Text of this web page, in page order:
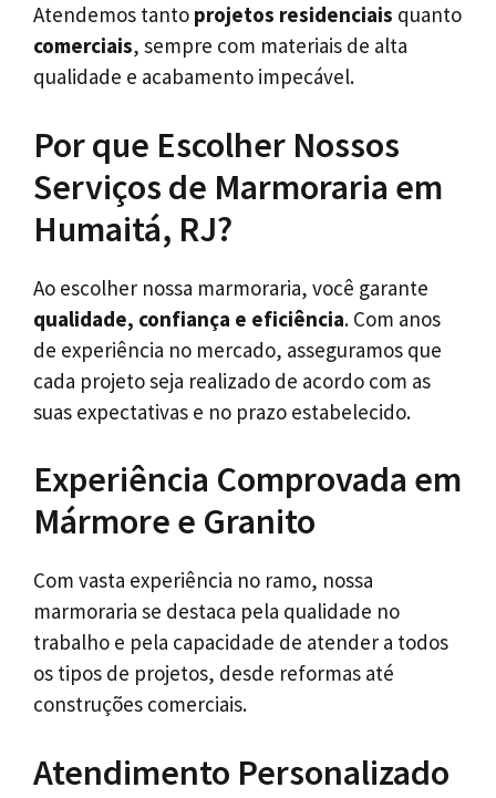
Atendemos tanto projetos residenciais quanto
comerciais, sempre com materiais de alta
qualidade e acabamento impecável.
Por que Escolher Nossos
Serviços de Marmoraria em
Humaitá, RJ?
Ao escolher nossa marmoraria, você garante
qualidade, confiança e eficiência. Com anos
de experiência no mercado, asseguramos que
cada projeto seja realizado de acordo com as
suas expectativas e no prazo estabelecido.
Experiência Comprovada em
Mármore e Granito
Com vasta experiência no ramo, nossa
marmoraria se destaca pela qualidade no
trabalho e pela capacidade de atender a todos
os tipos de projetos, desde reformas até
construções comerciais.
Atendimento Personalizado